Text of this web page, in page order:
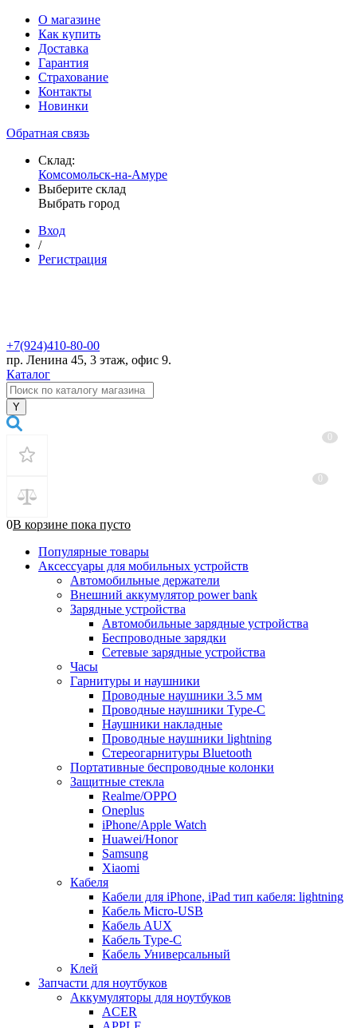
О магазине
Как купить
Доставка
Гарантия
Страхование
Контакты
Новинки
Обратная связь
Склад:
Комсомольск-на-Амуре
Выберите склад
Выбрать город
Вход
/
Регистрация
+7(924)410-80-00
пр. Ленина 45, 3 этаж, офис 9.
Каталог
0В корзине пока пусто
Популярные товары
Аксессуары для мобильных устройств
Автомобильные держатели
Внешний аккумулятор power bank
Зарядные устройства
Автомобильные зарядные устройства
Беспроводные зарядки
Сетевые зарядные устройства
Часы
Гарнитуры и наушники
Проводные наушники 3.5 мм
Проводные наушники Type-C
Наушники накладные
Проводные наушники lightning
Стереогарнитуры Bluetooth
Портативные беспроводные колонки
Защитные стекла
Realme/OPPO
Oneplus
iPhone/Apple Watch
Huawei/Honor
Samsung
Xiaomi
Кабеля
Кабели для iPhone, iPad тип кабеля: lightning
Кабель Micro-USB
Кабель AUX
Кабель Type-C
Кабель Универсальный
Клей
Запчасти для ноутбуков
Аккумуляторы для ноутбуков
ACER